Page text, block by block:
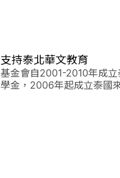
支持泰北華文教育
基金會自2001-2010年成
學金，2006年起成立泰國